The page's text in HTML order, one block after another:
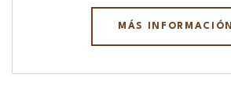
MÁS INFORMACIÓN